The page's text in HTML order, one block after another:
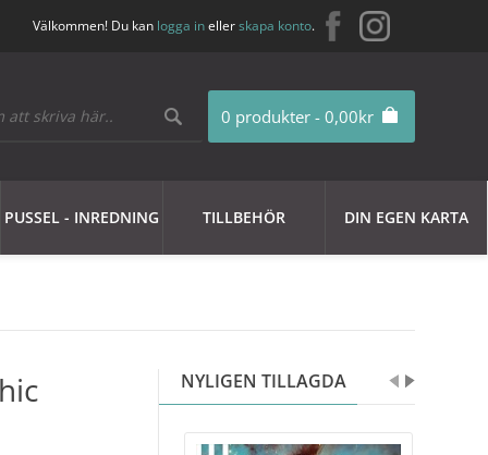
Välkommen! Du kan logga inellerskapa konto.
0 produkter - 0,00kr
PUSSEL - INREDNING TILLBEHÖR DIN EGEN KARTA
NYLIGEN TILLAGDA